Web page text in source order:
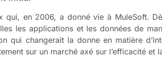
qui, en 2006, a donné vie à MuleSoft.
les applications et les données de
qui changerait la donne en matière
sur un marché axé sur l’efficacité et